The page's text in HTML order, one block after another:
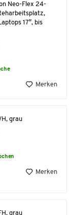
Neo-Flex 24-
17″, bis
Merken
grau
Merken
grau